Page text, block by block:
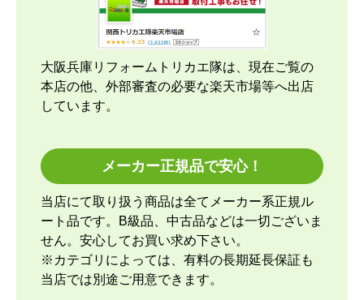
くにあり、金額と価格.comの評価で決めました。
【注文からどのくらいで届きましたか？】
約2週間ですが、取付もお願いしたのでこの位の納
期になりました。
取付当日の午前中に1回、取付開始時間前に1回工事
スタッフさんから連絡して頂きました。取付け開始
前にも丁寧な説明があり、取付けている最中も細か
い箇所まで確認をしながら進めてくれて、古いエア
コンの取外しと回収に関しても資料を見せながら説
明して貰ったので納得できました。良いスタッフさ
んに来て貰ったと思っています。エアコンなのでし
ばらく取り換える事はないですが、次にエアコンを
大阪兵庫リフォームトリカエ隊は、現在ご覧の
本店の他、外部審査の必要な楽天市場等へ出店
しています。
メーカー正規品で安心！
当店にて取り扱う商品は全てメーカー系正規ル
ート品です。B級品、中古品などは一切ございま
せん。安心してお買い求め下さい。
※カテゴリによっては、有料の長期延長保証も
当店では別途ご用意できます。